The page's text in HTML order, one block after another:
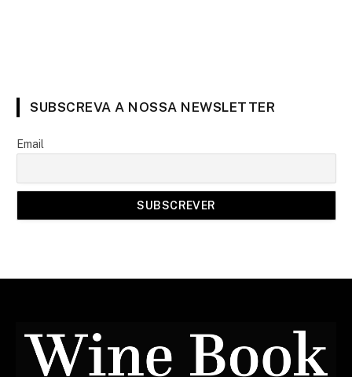
SUBSCREVA A NOSSA NEWSLETTER
Email